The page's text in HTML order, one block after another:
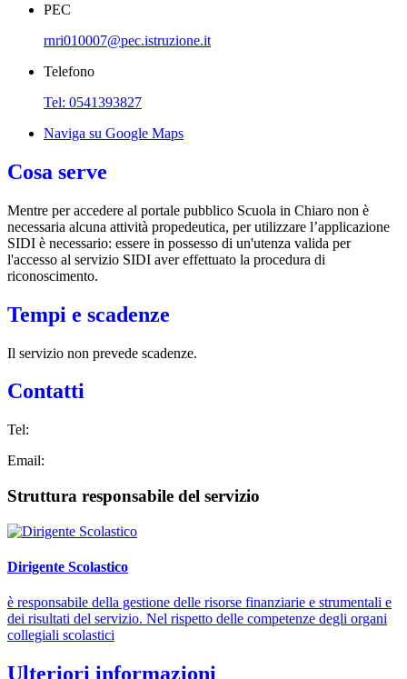
PEC
rnri010007@pec.istruzione.it
Telefono
Tel: 0541393827
Naviga su Google Maps
Cosa serve
Mentre per accedere al portale pubblico Scuola in Chiaro non è
necessaria alcuna attività propedeutica, per utilizzare l’applicazione
SIDI è necessario: essere in possesso di un'utenza valida per
l'accesso al servizio SIDI aver effettuato la procedura di
riconoscimento.
Tempi e scadenze
Il servizio non prevede scadenze.
Contatti
Tel:
Email:
Struttura responsabile del servizio
Dirigente Scolastico
è responsabile della gestione delle risorse finanziarie e strumentali e
dei risultati del servizio. Nel rispetto delle competenze degli organi
collegiali scolastici
Ulteriori informazioni